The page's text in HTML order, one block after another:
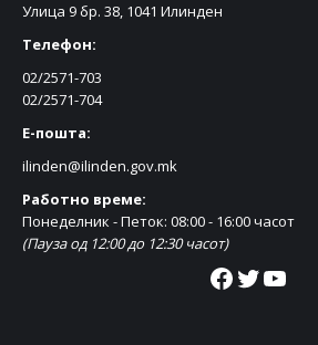
Улица 9 бр. 38, 1041 Илинден
Телефон:
02/2571-703
02/2571-704
Е-пошта:
ilinden@ilinden.gov.mk
Работно време:
Понеделник - Петок: 08:00 - 16:00 часот
(Пауза од 12:00 до 12:30 часот)
Facebook Twitter YouTube